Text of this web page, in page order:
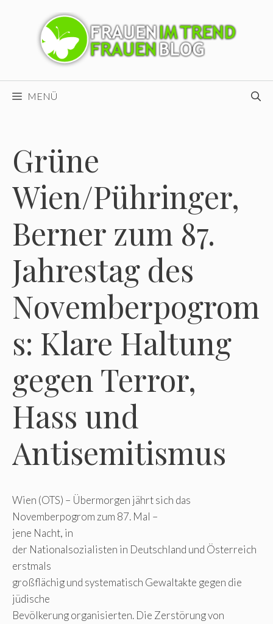
MENÜ
Grüne
Wien/Pühringer,
Berner zum 87.
Jahrestag des
Novemberpogrom
s: Klare Haltung
gegen Terror,
Hass und
Antisemitismus
Wien (OTS) – Übermorgen jährt sich das
Novemberpogrom zum 87. Mal –
jene Nacht, in
der Nationalsozialisten in Deutschland und Österreich
erstmals
großflächig und systematisch Gewaltakte gegen die
jüdische
Bevölkerung organisierten. Die Zerstörung von